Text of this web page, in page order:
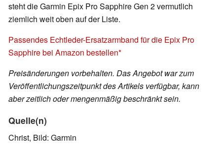
steht die Garmin Epix Pro Sapphire Gen 2 vermutlich
ziemlich weit oben auf der Liste.
Passendes Echtleder-Ersatzarmband für die Epix Pro
Sapphire bei Amazon bestellen
Preisänderungen vorbehalten. Das Angebot war zum
Veröffentlichungszeitpunkt des Artikels verfügbar, kann
aber zeitlich oder mengenmäßig beschränkt sein.
Quelle(n)
Christ, Bild: Garmin